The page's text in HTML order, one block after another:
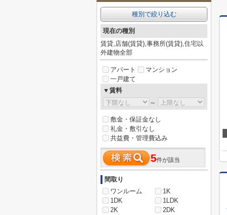
種別で絞り込む
現在の種別
賃貸,店舗(賃貸),事務所(賃貸),住宅以
外建物全部
アパート
マンション
一戸建て
▼賃料
～
敷金・保証金なし
礼金・敷引なし
共益費・管理費込み
5件が該当
間取り
ワンルーム
1K
1DK
1LDK
2K
2DK